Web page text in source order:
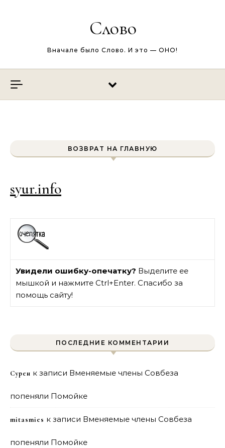
Слово
Вначале было Слово. И это — ОНО!
ВОЗВРАТ НА ГЛАВНУЮ
syur.info
Увидели ошибку-опечатку? Выделите ее
мышкой и нажмите Ctrl+Enter. Спасибо за
помощь сайту!
ПОСЛЕДНИЕ КОММЕНТАРИИ
Сурен к записи Вменяемые члены Совбеза
попеняли Помойке
mitasmies к записи Вменяемые члены Совбеза
попеняли Помойке